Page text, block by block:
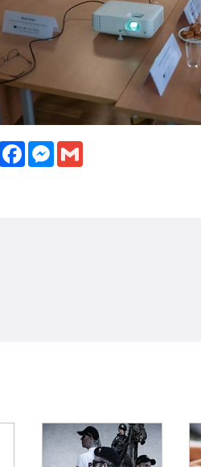
FacebookMessenger
Gmail